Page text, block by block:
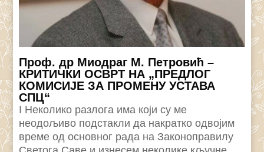
Проф. др Миодраг М. Петровић –
КРИТИЧКИ ОСВРТ НА „ПРЕДЛОГ
КОМИСИЈЕ ЗА ПРОМЕНУ УСТАВА
СПЦ“
I Неколико разлога има који су ме
неодољиво подстакли да накратко одвојим
време од основног рада на Законоправилу